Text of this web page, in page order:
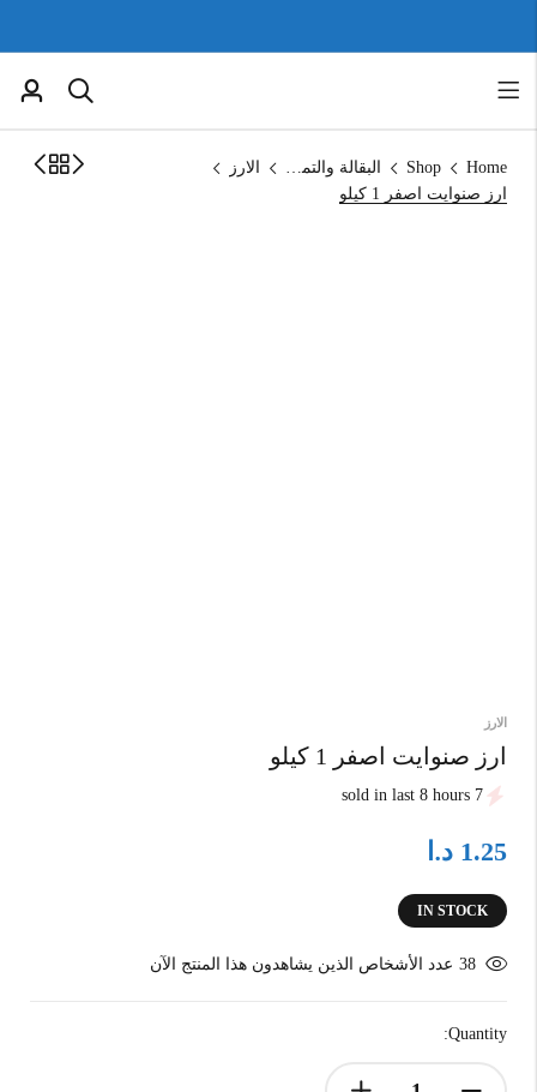
Home
Shop البقالة والتموين
الارز
ارز صنوايت اصفر 1 كيلو
الارز
ارز صنوايت اصفر 1 كيلو
7 sold in last 8 hours
1.25 د.ا
IN STOCK
38 عدد الأشخاص الذين يشاهدون هذا المنتج الآن
Quantity: